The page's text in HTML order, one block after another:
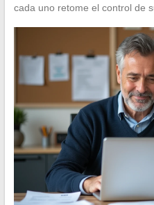
cada uno retome el control de